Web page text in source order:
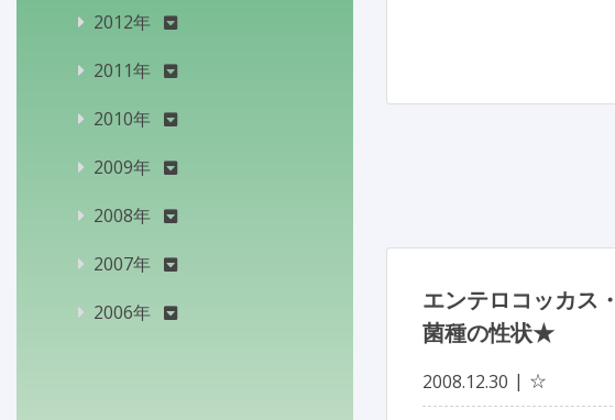
エンテロコッカス
菌種の性状★
2008.12.30 ☆
2012年
2011年
2010年
2009年
2008年
2007年
2006年